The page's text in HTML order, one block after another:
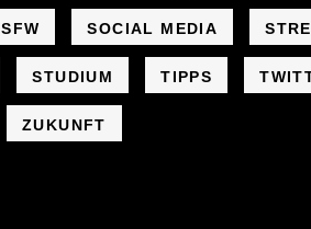
SFW SOCIAL MEDIA
STUDIUM TIPPS
ZUKUNFT